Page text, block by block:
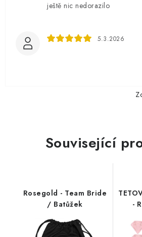
ještě nic nedorazilo
5.3.2026
Související
Rosegold - Team Bride
/ Batůžek
-